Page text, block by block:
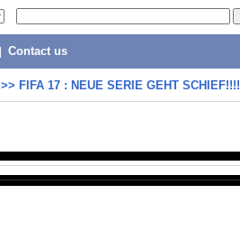
Contact us
>> FIFA 17 : NEUE SERIE GEHT SCHIEF!!!!